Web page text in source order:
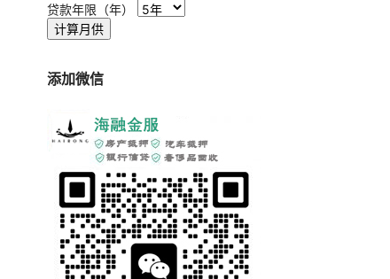
贷款年限（年）
计算月供
添加微信